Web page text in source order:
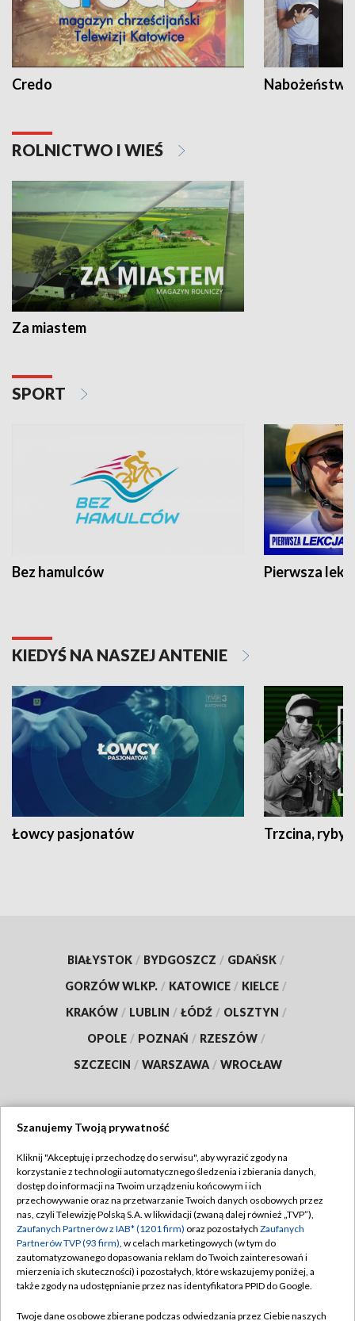
Credo
ROLNICTWO I WIEŚ
Za miastem
SPORT
Bez hamulców Pierwsza
KIEDYŚ NA NASZEJ ANTENIE
Łowcy pasjonatów Trzcina, ryby
BIAŁYSTOK / BYDGOSZCZ / GDAŃSK /
GORZÓW WLKP. / KATOWICE / KIELCE /
KRAKÓW / LUBLIN / ŁÓDŹ / OLSZTYN /
OPOLE / POZNAŃ / RZESZÓW /
SZCZECIN / WARSZAWA / WROCŁAW
TVP
Abonament TVP
Emisja w TVP
Centrum informacji TVP
Naziemna Telewizja Cyfrowa
Regulamin TVP
Polityka prywatności
Moje zgody
Pomoc
Szanujemy Twoją prywatność
Kliknij "Akceptuję i przechodzę do serwisu", aby wyrazić zgody na
korzystanie z technologii automatycznego śledzenia i zbierania danych,
dostęp do informacji na Twoim urządzeniu końcowym i ich
przechowywanie oraz na przetwarzanie Twoich danych osobowych przez
nas, czyli Telewizję Polską S.A. w likwidacji (zwaną dalej również „TVP”),
Zaufanych Partnerów z IAB* (1201 firm) oraz pozostałych Zaufanych
Partnerów TVP (93 firm), w celach marketingowych (w tym do
zautomatyzowanego dopasowania reklam do Twoich zainteresowań i
mierzenia ich skuteczności) i pozostałych, które wskazujemy poniżej, a
także zgody na udostępnianie przez nas identyfikatora PPID do Google.
Twoje dane osobowe zbierane podczas odwiedzania przez Ciebie naszych